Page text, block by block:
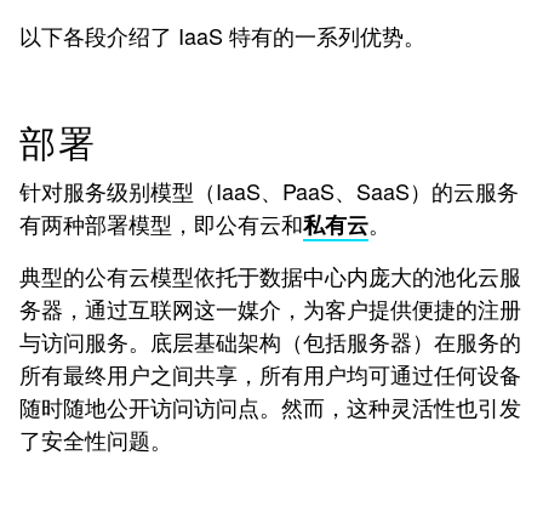
以下各段介绍了 IaaS 特有的一系列优势。
部署
针对服务级别模型（IaaS、PaaS、SaaS）的云服务
有两种部署模型，即公有云和私有云。
典型的公有云模型依托于数据中心内庞大的池化云服
务器，通过互联网这一媒介，为客户提供便捷的注册
与访问服务。底层基础架构（包括服务器）在服务的
所有最终用户之间共享，所有用户均可通过任何设备
随时随地公开访问访问点。然而，这种灵活性也引发
了安全性问题。